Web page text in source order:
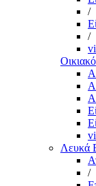
/
/
Λευκά
/